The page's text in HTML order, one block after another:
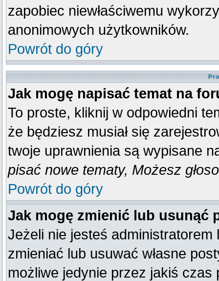
zapobiec niewłaściwemu
anonimowych użytkowników.
Powrót do góry
Jak mogę napisać temat na
To proste, kliknij w odpowiedni
że będziesz musiał się
twoje uprawnienia są wypisane
pisać nowe tematy, Możesz
Powrót do góry
Jak mogę zmienić lub usunąć
Jeżeli nie jesteś
zmieniać lub usuwać własne
możliwe jedynie przez jakiś